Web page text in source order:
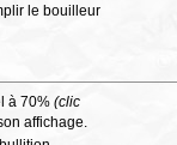
le bouilleur
à 70%(clic
affichage.